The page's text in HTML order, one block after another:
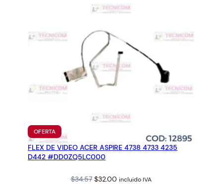
OFERTAPRODUCTO
EN
OFERTA
FLEX DE VIDEO ACER ASPIRE 4738 4733 4235
D442 #DD0ZQ5LC000
$34.57 Original
$32.00Current
incluido IVA